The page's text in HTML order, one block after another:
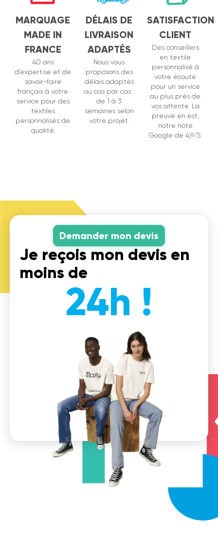
MARQUAGE
MADE IN
FRANCE
40 ans
d’expertise et de
savoir-faire
français à votre
service pour des
textiles
personnalisés de
qualité.
DÉLAIS DE
LIVRAISON
ADAPTÉS
Nous vous
proposons des
délais adaptés
au cas par cas :
de 1 à 3
semaines selon
votre projet.
SATISFACTION
CLIENT
Des conseillers
en textile
personnalisé à
votre écoute
pour un service
au plus près de
vos attente. La
preuve en est,
notre note
Google de 4,9/5.
Demander mon devis
24h !
Je reçois mon devis en
moins de